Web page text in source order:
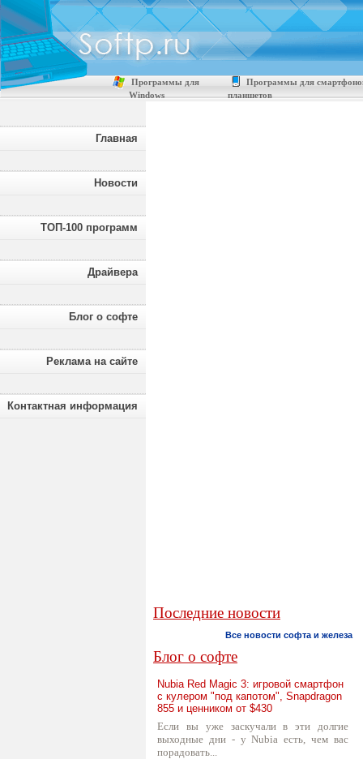
Программы для
Windows
Программы для
планшетов
Главная
Новости
ТОП-100 программ
Драйвера
Блог о софте
Реклама на сайте
Контактная информация
Последние новости
Все новости софта и железа
Блог о софте
Nubia Red Magic 3: игровой смартфон
с кулером "под капотом", Snapdragon
855 и ценником от $430
Если вы уже заскучали в эти долгие
выходные дни - у Nubia есть, чем вас
порадовать...